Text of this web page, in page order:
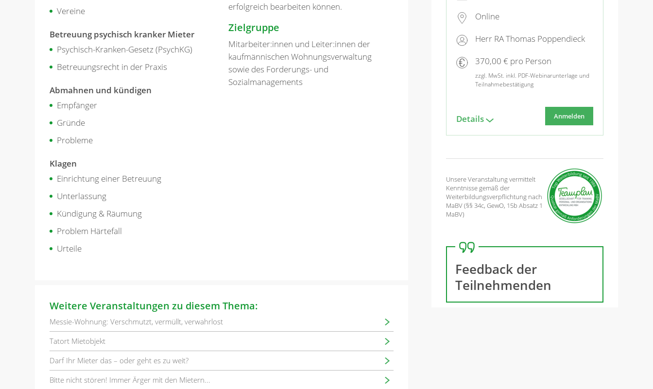
Vereine
Betreuung psychisch kranker Mieter
Psychisch-Kranken-Gesetz (PsychKG)
Betreuungsrecht in der Praxis
Abmahnen und kündigen
Empfänger
Gründe
Probleme
Klagen
Einrichtung einer Betreuung
Unterlassung
Kündigung & Räumung
Problem Härtefall
Urteile
erfolgreich bearbeiten können.
Zielgruppe
Mitarbeiter:innen und Leiter:innen der
kaufmännischen Wohnungsverwaltung
sowie des Forderungs- und
Sozialmanagements
Weitere Veranstaltungen zu diesem Thema:
Messie-Wohnung: Verschmutzt, vermüllt, verwahrlost
Tatort Mietobjekt
Darf Ihr Mieter das – oder geht es zu weit?
Bitte nicht stören! Immer Ärger mit den Mietern...
Online
Herr RA Thomas Poppendieck
370,00 € pro Person
zzgl. MwSt. inkl. PDF-Webinarunterlage und
Teilnahmebestätigung
Details Anmelden
Unsere Veranstaltung vermittelt
Kenntnisse gemäß der
Weiterbildungsverpflichtung nach
MaBV (§§ 34c, GewO, 15b Absatz 1
MaBV)
Feedback der
Teilnehmenden